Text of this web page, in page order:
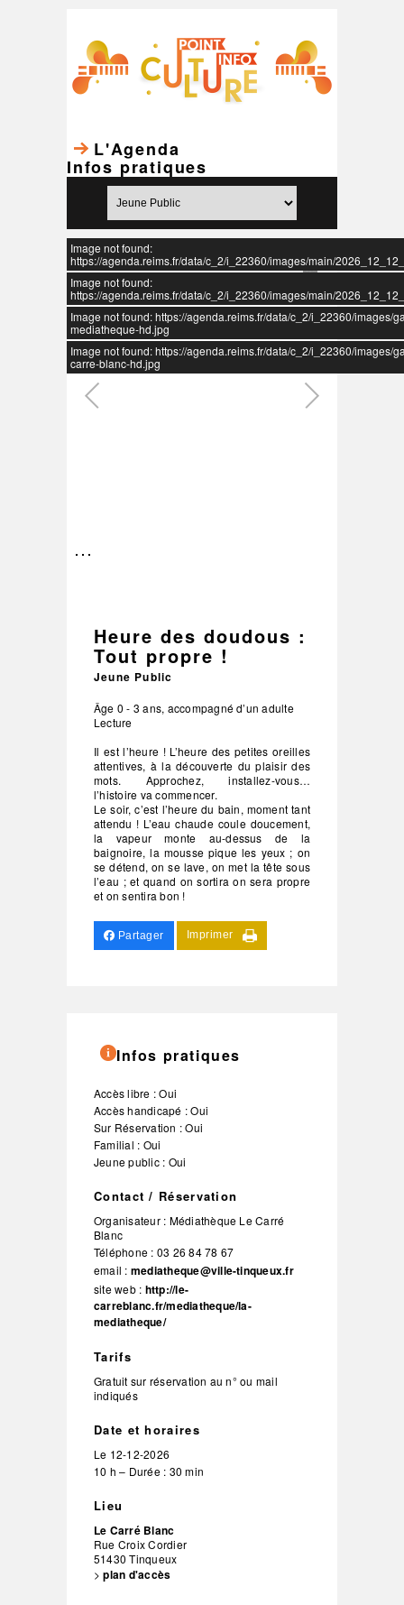
L'Agenda
Infos pratiques
Image not found:
https://agenda.reims.fr/data/c_2/i_22360/images/main/
Image not found:
https://agenda.reims.fr/data/c_2/i_22360/images/main/
Image not found: https://agenda.reims.fr/data/c_2/i_22360/images/
mediatheque-hd.jpg
Image not found: https://agenda.reims.fr/data/c_2/i_22360/images/
carre-blanc-hd.jpg
Heure des doudous :
Tout propre !
Jeune Public
Âge 0 - 3 ans, accompagné d’un adulte
Lecture
Il est l’heure ! L’heure des petites oreilles
attentives, à la découverte du plaisir des
mots. Approchez, installez-vous…
l’histoire va commencer.
Le soir, c’est l’heure du bain, moment tant
attendu ! L’eau chaude coule doucement,
la vapeur monte au-dessus de la
baignoire, la mousse pique les yeux ; on
se détend, on se lave, on met la tête sous
l’eau ; et quand on sortira on sera propre
et on sentira bon !
Partager Imprimer
Infos pratiques
Accès libre : Oui
Accès handicapé : Oui
Sur Réservation : Oui
Familial : Oui
Jeune public : Oui
Contact / Réservation
Organisateur : Médiathèque Le Carré
Blanc
Téléphone : 03 26 84 78 67
email : mediatheque@ville-tinqueux.fr
site web : http://le-
carreblanc.fr/mediatheque/la-
mediatheque/
Tarifs
Gratuit sur réservation au n° ou mail
indiqués
Date et horaires
Le 12-12-2026
10 h – Durée : 30 min
Lieu
Le Carré Blanc
Rue Croix Cordier
51430 Tinqueux
>plan d'accès